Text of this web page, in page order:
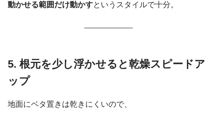
動かせる範囲だけ動かすというスタイルで十分。
5. 根元を少し浮かせると乾燥スピードア
ップ
地面にベタ置きは乾きにくいので、